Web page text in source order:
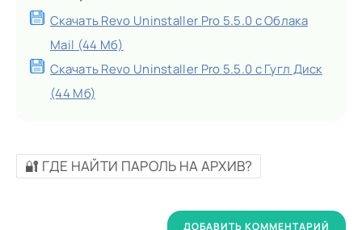
Скачать Revo Uninstaller Pro 5.5.0 с Облака
Mail (44 Мб)
Скачать Revo Uninstaller Pro 5.5.0 с Гугл Диск
(44 Мб)
🔐 ГДЕ НАЙТИ ПАРОЛЬ НА АРХИВ?
ДОБАВИТЬ КОММЕНТАРИЙ